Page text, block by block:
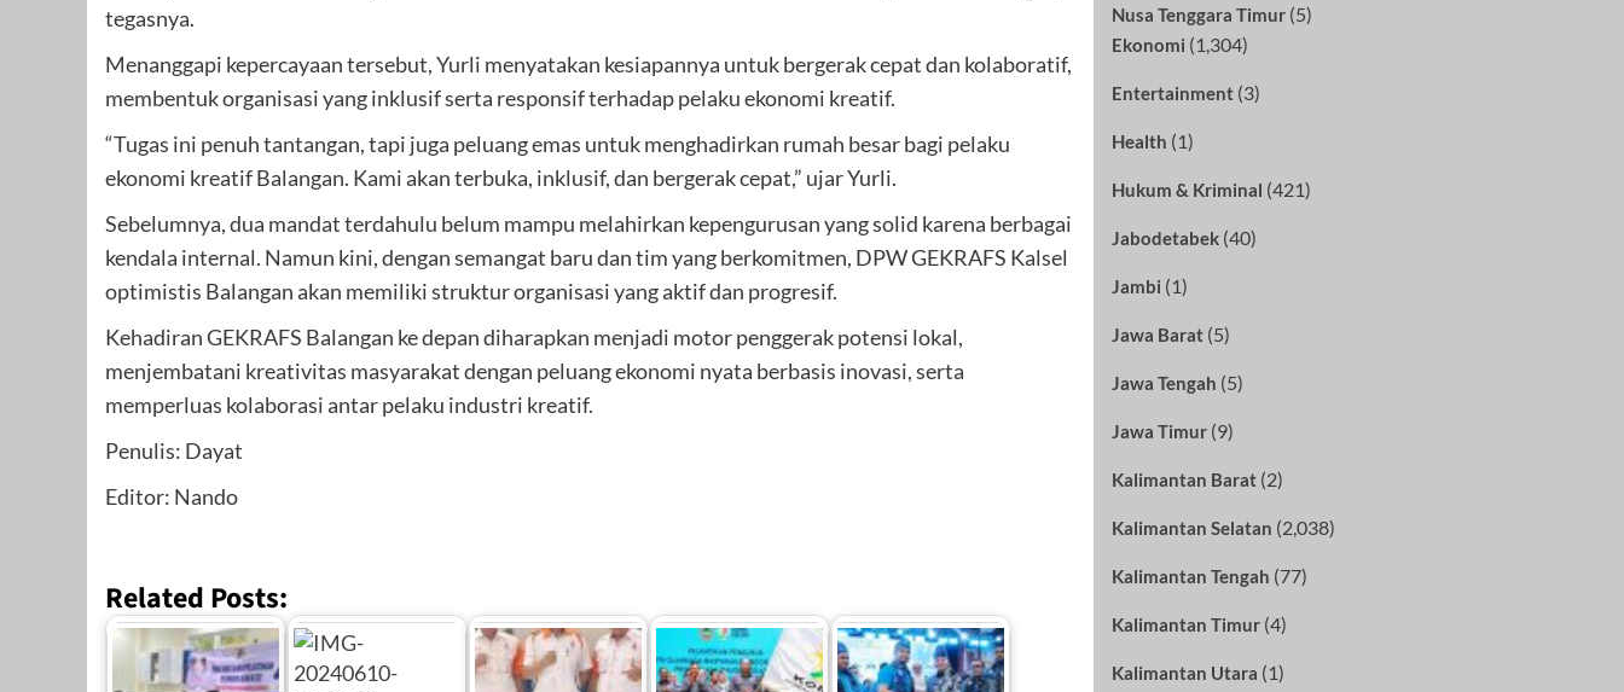
tegasnya.
Menanggapi kepercayaan tersebut, Yurli menyatakan kesiapannya untuk bergerak cepat dan kolaboratif,
membentuk organisasi yang inklusif serta responsif terhadap pelaku ekonomi kreatif.
“Tugas ini penuh tantangan, tapi juga peluang emas untuk menghadirkan rumah besar bagi pelaku
ekonomi kreatif Balangan. Kami akan terbuka, inklusif, dan bergerak cepat,” ujar Yurli.
Sebelumnya, dua mandat terdahulu belum mampu melahirkan kepengurusan yang solid karena berbagai
kendala internal. Namun kini, dengan semangat baru dan tim yang berkomitmen, DPW GEKRAFS Kalsel
optimistis Balangan akan memiliki struktur organisasi yang aktif dan progresif.
Kehadiran GEKRAFS Balangan ke depan diharapkan menjadi motor penggerak potensi lokal,
menjembatani kreativitas masyarakat dengan peluang ekonomi nyata berbasis inovasi, serta
memperluas kolaborasi antar pelaku industri kreatif.
Penulis: Dayat
Editor: Nando
Related Posts:
Nusa Tenggara Timur(5)
Ekonomi (1,304)
Entertainment(3)
Health (1)
Hukum & Kriminal (421)
Jabodetabek(40)
Jambi (1)
Jawa Barat(5)
Jawa Tengah (5)
Jawa Timur(9)
Kalimantan Barat(2)
Kalimantan Selatan (2,038)
Kalimantan Tengah (77)
Kalimantan Timur(4)
Kalimantan Utara (1)